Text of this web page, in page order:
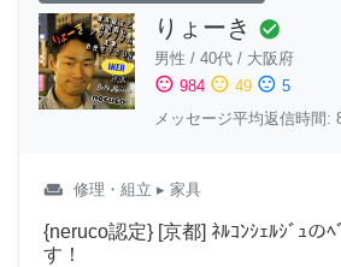
りょーき check_circle
男性 / 40代 / 大阪府
sentiment_satisfied 984 sentiment_neutral 49 sentiment_dissatisfied 5
メッセージ平均返信時間:
weekend 修理・組立 ▸ 家具
{neruco認定} [京都] ﾈﾙｺﾝｼｪﾙｼﾞｭの
す！